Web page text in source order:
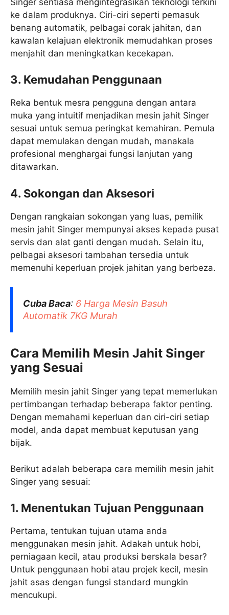
ke dalam produknya. Ciri-ciri seperti pemasuk
benang automatik, pelbagai corak jahitan, dan
kawalan kelajuan elektronik memudahkan proses
menjahit dan meningkatkan kecekapan.
3. Kemudahan Penggunaan
Reka bentuk mesra pengguna dengan antara
muka yang intuitif menjadikan mesin jahit Singer
sesuai untuk semua peringkat kemahiran. Pemula
dapat memulakan dengan mudah, manakala
profesional menghargai fungsi lanjutan yang
ditawarkan.
4. Sokongan dan Aksesori
Dengan rangkaian sokongan yang luas, pemilik
mesin jahit Singer mempunyai akses kepada pusat
servis dan alat ganti dengan mudah. Selain itu,
pelbagai aksesori tambahan tersedia untuk
memenuhi keperluan projek jahitan yang berbeza.
Cuba Baca: 6 Harga Mesin Basuh
Automatik 7KG Murah
Cara Memilih Mesin Jahit Singer
yang Sesuai
Memilih mesin jahit Singer yang tepat memerlukan
pertimbangan terhadap beberapa faktor penting.
Dengan memahami keperluan dan ciri-ciri setiap
model, anda dapat membuat keputusan yang
bijak.
Berikut adalah beberapa cara memilih mesin jahit
Singer yang sesuai:
1. Menentukan Tujuan Penggunaan
Pertama, tentukan tujuan utama anda
menggunakan mesin jahit. Adakah untuk hobi,
perniagaan kecil, atau produksi berskala besar?
Untuk penggunaan hobi atau projek kecil, mesin
jahit asas dengan fungsi standard mungkin
mencukupi.